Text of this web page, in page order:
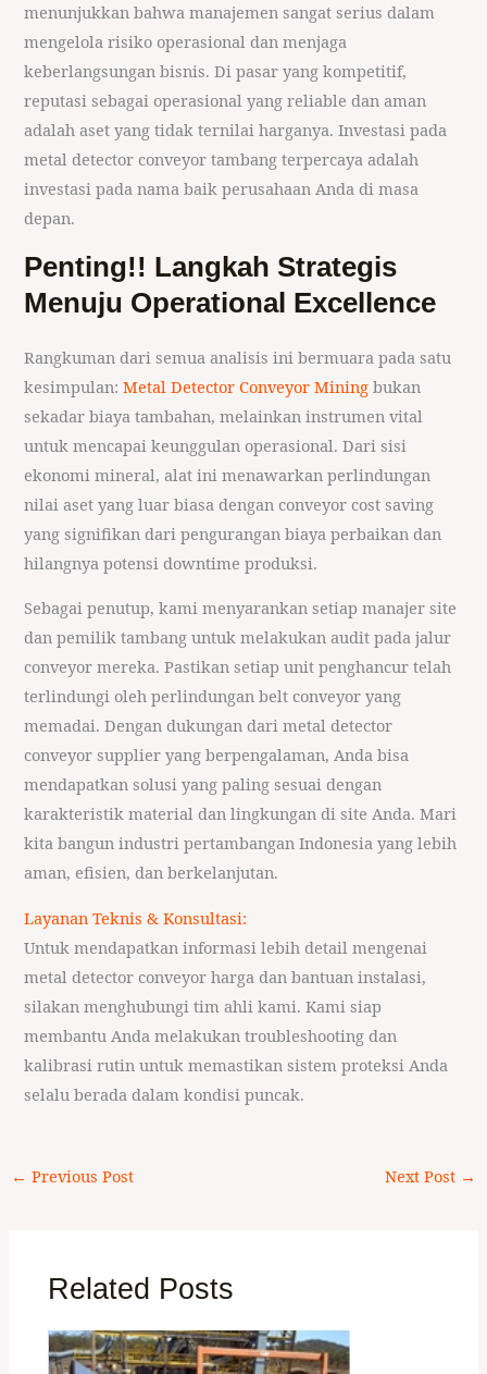
menunjukkan bahwa manajemen sangat serius dalam
mengelola risiko operasional dan menjaga
keberlangsungan bisnis. Di pasar yang kompetitif,
reputasi sebagai operasional yang reliable dan aman
adalah aset yang tidak ternilai harganya. Investasi pada
metal detector conveyor tambang terpercaya adalah
investasi pada nama baik perusahaan Anda di masa
depan.
Penting!! Langkah Strategis
Menuju Operational Excellence
Rangkuman dari semua analisis ini bermuara pada satu
kesimpulan:Metal Detector Conveyor Mining bukan
sekadar biaya tambahan, melainkan instrumen vital
untuk mencapai keunggulan operasional. Dari sisi
ekonomi mineral, alat ini menawarkan perlindungan
nilai aset yang luar biasa dengan conveyor cost saving
yang signifikan dari pengurangan biaya perbaikan dan
hilangnya potensi downtime produksi.
Sebagai penutup, kami menyarankan setiap manajer site
dan pemilik tambang untuk melakukan audit pada jalur
conveyor mereka. Pastikan setiap unit penghancur telah
terlindungi oleh perlindungan belt conveyor yang
memadai. Dengan dukungan dari metal detector
conveyor supplier yang berpengalaman, Anda bisa
mendapatkan solusi yang paling sesuai dengan
karakteristik material dan lingkungan di site Anda. Mari
kita bangun industri pertambangan Indonesia yang lebih
aman, efisien, dan berkelanjutan.
Layanan Teknis & Konsultasi:
Untuk mendapatkan informasi lebih detail mengenai
metal detector conveyor harga dan bantuan instalasi,
silakan menghubungi tim ahli kami. Kami siap
membantu Anda melakukan troubleshooting dan
kalibrasi rutin untuk memastikan sistem proteksi Anda
selalu berada dalam kondisi puncak.
← Previous Post Next Post →
Related Posts